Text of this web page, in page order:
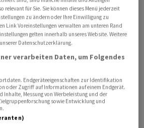
sei sichergestellt, dass
zur Erfüllung der Sanierung
könnten, heisst es in einer
Pierer Mobility vom Dienstag.
Ende Februar den Sanierungsplan
30 Prozent genehmigt, der bis zum
Der Gesamtbetrag der
belaufe sich auf rund 600
relevant für Sie. Sie können dieses Menü jederzeit
zu ändern oder Ihre Einwilligung zu
Link Voreinstellungen verwalten am unteren Rand
gelten innerhalb unseres Website. Weitere
Datenschutzerklärung.
verarbeiten Daten, um Folgendes
Endgeräteeigenschaften zur Identifikation
oder Zugriff auf Informationen auf einem Endgerät.
Inhalte, Messung von Werbeleistung und der
sowie Entwicklung und